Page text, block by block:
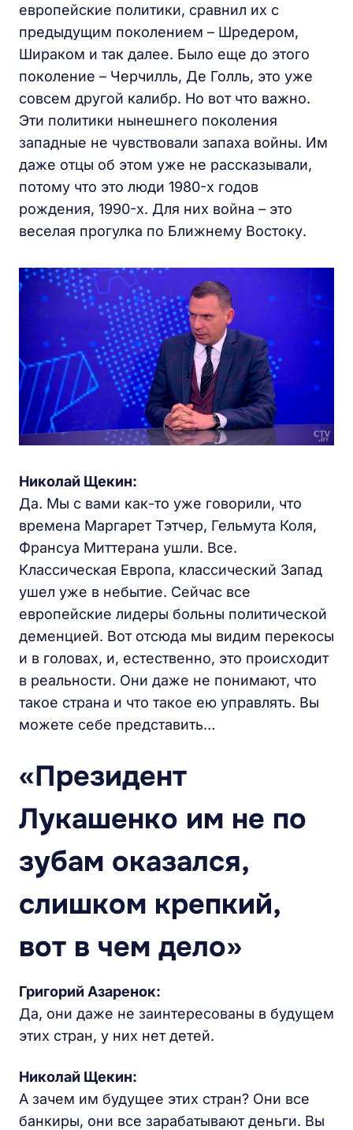
европейские политики, сравнил их с
предыдущим поколением – Шредером,
Шираком и так далее. Было еще до этого
поколение – Черчилль, Де Голль, это уже
совсем другой калибр. Но вот что важно.
Эти политики нынешнего поколения
западные не чувствовали запаха войны. Им
даже отцы об этом уже не рассказывали,
потому что это люди 1980-х годов
рождения, 1990-х. Для них война – это
веселая прогулка по Ближнему Востоку.
Николай Щекин:
Да. Мы с вами как-то уже говорили, что
времена Маргарет Тэтчер, Гельмута Коля,
Франсуа Миттерана ушли. Все.
Классическая Европа, классический Запад
ушел уже в небытие. Сейчас все
европейские лидеры больны политической
деменцией. Вот отсюда мы видим перекосы
и в головах, и, естественно, это происходит
в реальности. Они даже не понимают, что
такое страна и что такое ею управлять. Вы
можете себе представить…
«Президент
Лукашенко им не по
зубам оказался,
слишком крепкий,
вот в чем дело»
Григорий Азаренок:
Да, они даже не заинтересованы в будущем
этих стран, у них нет детей.
Николай Щекин:
А зачем им будущее этих стран? Они все
банкиры, они все зарабатывают деньги. Вы